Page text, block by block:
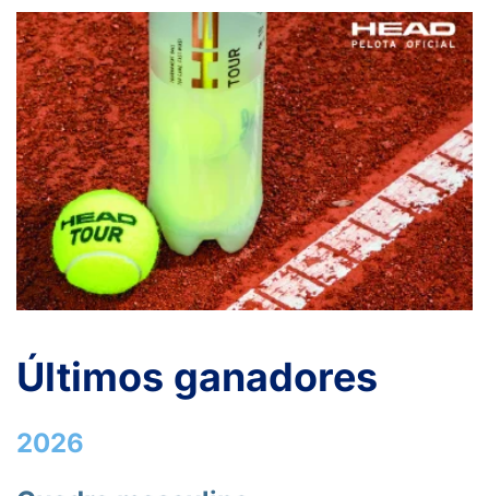
LANCETA PATÓN, . 66
GUERRERO MELGAR, A. 33
SYROMOLOTOV NETREBIN,
Y. 66
Últimos ganadores
2026